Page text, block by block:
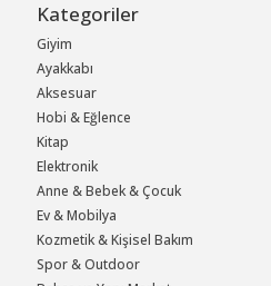
Kategoriler
Giyim
Ayakkabı
Aksesuar
Hobi & Eğlence
Kitap
Elektronik
Anne & Bebek & Çocuk
Ev & Mobilya
Kozmetik & Kişisel Bakım
Spor & Outdoor